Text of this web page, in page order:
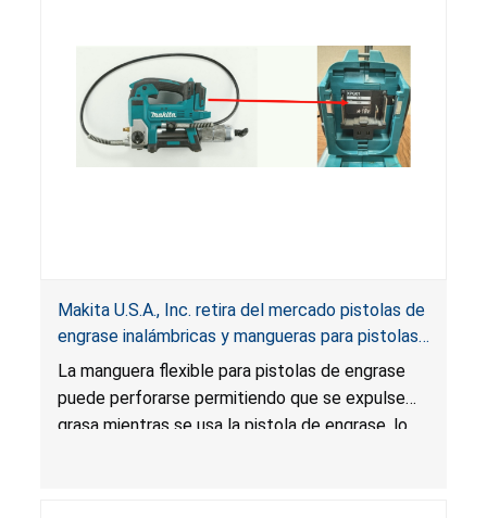
Makita U.S.A., Inc. retira del mercado pistolas de
engrase inalámbricas y mangueras para pistolas
de engrase por riesgo de laceración
La manguera flexible para pistolas de engrase
puede perforarse permitiendo que se expulse
grasa mientras se usa la pistola de engrase, lo